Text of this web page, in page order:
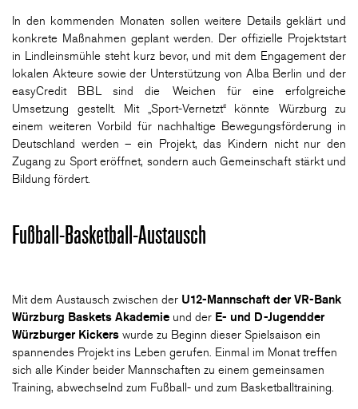
In den kommenden Monaten sollen weitere Details geklärt und
konkrete Maßnahmen geplant werden. Der offizielle Projektstart
in Lindleinsmühle steht kurz bevor, und mit dem Engagement der
lokalen Akteure sowie der Unterstützung von Alba Berlin und der
easyCredit BBL sind die Weichen für eine erfolgreiche
Umsetzung gestellt. Mit „Sport-Vernetzt“ könnte Würzburg zu
einem weiteren Vorbild für nachhaltige Bewegungsförderung in
Deutschland werden – ein Projekt, das Kindern nicht nur den
Zugang zu Sport eröffnet, sondern auch Gemeinschaft stärkt und
Bildung fördert.
Fußball-Basketball-Austausch
Mit dem Austausch zwischen der U12-Mannschaft der VR-Bank
Würzburg Baskets Akademie und der E- und D-Jugendder
Würzburger Kickers wurde zu Beginn dieser Spielsaison ein
spannendes Projekt ins Leben gerufen. Einmal im Monat treffen
sich alle Kinder beider Mannschaften zu einem gemeinsamen
Training, abwechselnd zum Fußball- und zum Basketballtraining.